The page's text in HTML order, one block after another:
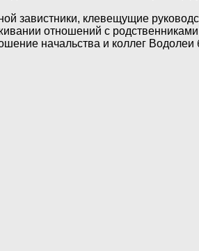
завистники, клевещущие
отношений с
начальства и коллег Водолеи